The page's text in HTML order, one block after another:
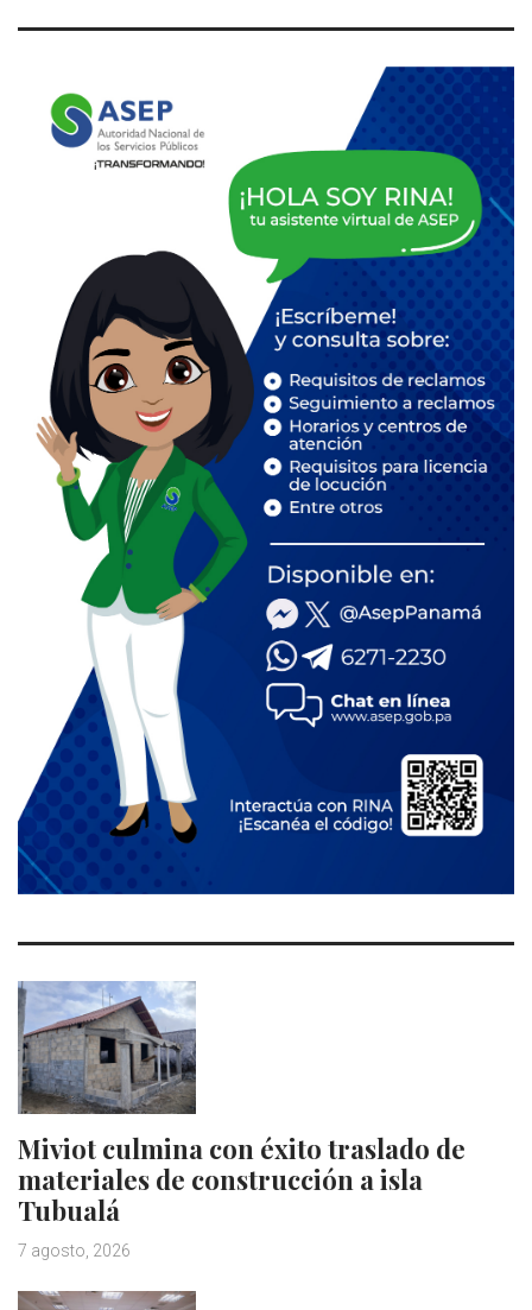
Miviot culmina con éxito traslado de
materiales de construcción a isla
Tubualá
7 agosto, 2026